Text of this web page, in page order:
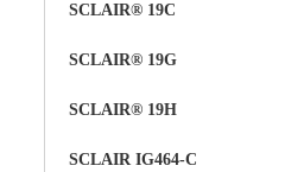
SCLAIR® 19C
SCLAIR® 19G
SCLAIR® 19H
SCLAIR IG464-C